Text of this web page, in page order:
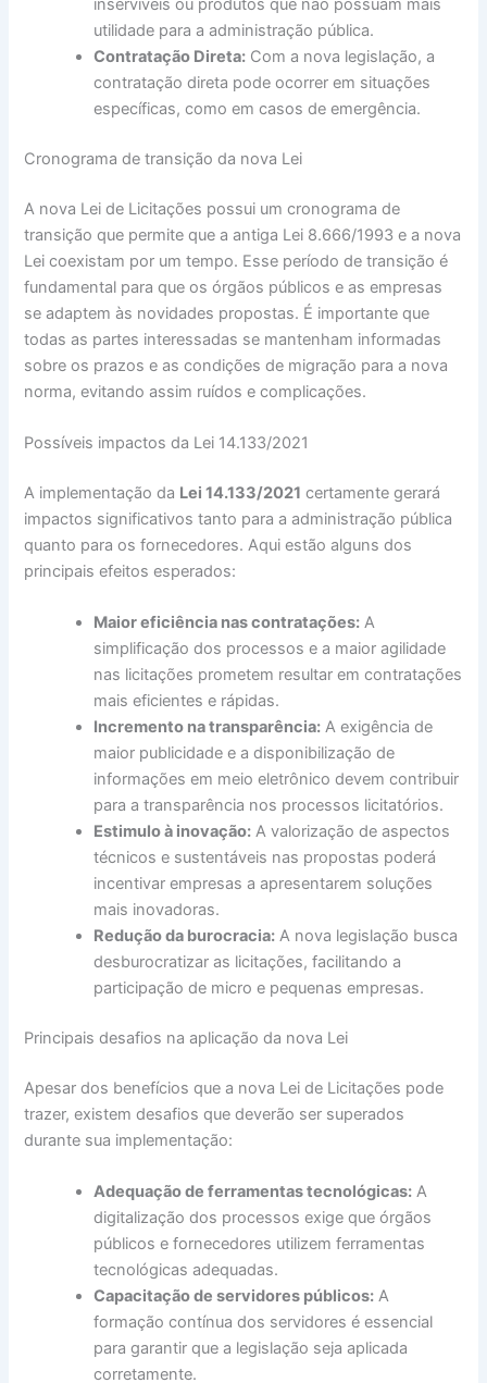
inservíveis ou produtos que não possuam mais
utilidade para a administração pública.
Contratação Direta: Com a nova legislação, a
contratação direta pode ocorrer em situações
específicas, como em casos de emergência.
Cronograma de transição da nova Lei
A nova Lei de Licitações possui um cronograma de
transição que permite que a antiga Lei 8.666/1993 e a nova
Lei coexistam por um tempo. Esse período de transição é
fundamental para que os órgãos públicos e as empresas
se adaptem às novidades propostas. É importante que
todas as partes interessadas se mantenham informadas
sobre os prazos e as condições de migração para a nova
norma, evitando assim ruídos e complicações.
Possíveis impactos da Lei 14.133/2021
A implementação da Lei 14.133/2021 certamente gerará
impactos significativos tanto para a administração pública
quanto para os fornecedores. Aqui estão alguns dos
principais efeitos esperados:
Maior eficiência nas contratações: A
simplificação dos processos e a maior agilidade
nas licitações prometem resultar em contratações
mais eficientes e rápidas.
Incremento na transparência: A exigência de
maior publicidade e a disponibilização de
informações em meio eletrônico devem contribuir
para a transparência nos processos licitatórios.
Estimulo à inovação: A valorização de aspectos
técnicos e sustentáveis nas propostas poderá
incentivar empresas a apresentarem soluções
mais inovadoras.
Redução da burocracia: A nova legislação busca
desburocratizar as licitações, facilitando a
participação de micro e pequenas empresas.
Principais desafios na aplicação da nova Lei
Apesar dos benefícios que a nova Lei de Licitações pode
trazer, existem desafios que deverão ser superados
durante sua implementação:
Adequação de ferramentas tecnológicas: A
digitalização dos processos exige que órgãos
públicos e fornecedores utilizem ferramentas
tecnológicas adequadas.
Capacitação de servidores públicos: A
formação contínua dos servidores é essencial
para garantir que a legislação seja aplicada
corretamente.